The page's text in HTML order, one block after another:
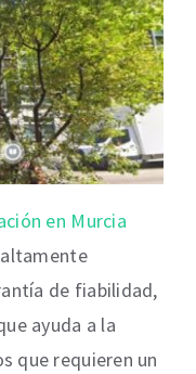
en Murcia
de fiabilidad,
ayuda a la
que requieren un